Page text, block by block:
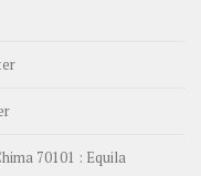
70101 : Equila